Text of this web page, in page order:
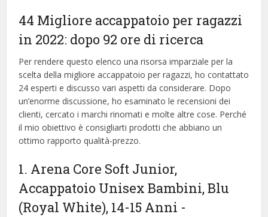
44 Migliore accappatoio per ragazzi
in 2022: dopo 92 ore di ricerca
Per rendere questo elenco una risorsa imparziale per la
scelta della migliore accappatoio per ragazzi, ​​ho contattato
24 esperti e discusso vari aspetti da considerare. Dopo
un’enorme discussione, ho esaminato le recensioni dei
clienti, cercato i marchi rinomati e molte altre cose. Perché
il mio obiettivo è consigliarti prodotti che abbiano un
ottimo rapporto qualità-prezzo.
1. Arena Core Soft Junior,
Accappatoio Unisex Bambini, Blu
(Royal White), 14-15 Anni -